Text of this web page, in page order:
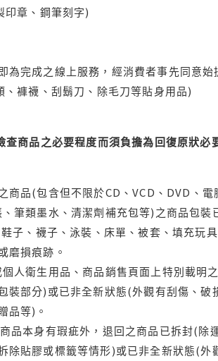
印章、鋼筆刻字)
為完成之線上服務，經消費者事先同意
褲襪、刮鬍刀、除毛刀等貼身用品)
商品之必要程度而須負擔為回復原狀
商品(包含但不限於CD、VCD、DVD、
筆類墨水、清潔劑補充包等)之商品包
子、襪子、泳裝、床單、被套、填充玩
磨損痕跡。
人衛生用品、商品銷售頁面上特別載明
裝部分)或已非全新狀態(外觀有刮傷、
品等)。
品本身有瑕疵外，退回之商品已拆封(
除貼膠或標籤等情形)或已非全新狀態(